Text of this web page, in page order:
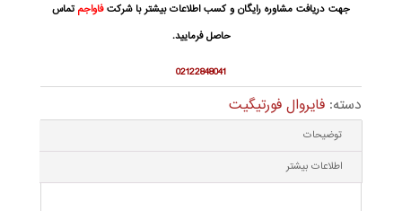
جهت دریافت مشاوره رایگان و کسب اطلاعات بیشتر با شرکتفاواجم تماس
حاصل فرمایید.
02122848041
دسته: فایروال فورتیگیت
توضیحات
اطلاعات بیشتر